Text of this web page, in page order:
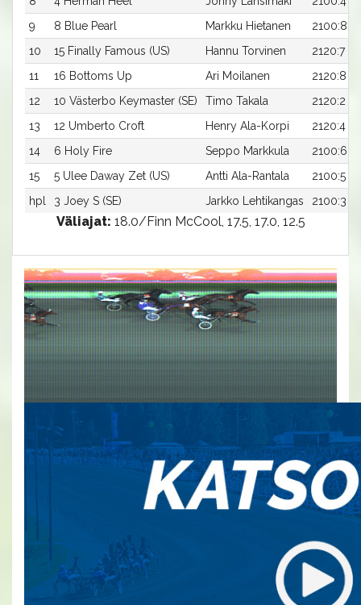
9
8 Blue Pearl Markku Hietanen
2100:8
10
15 Finally Famous (US) Hannu Torvinen
2120:7
11
16 Bottoms Up Ari Moilanen
2120:8
12
10 Västerbo Keymaster (SE) Timo Takala
2120:2
13
12 Umberto Croft Henry Ala-Korpi
2120:4
14
6 Holy Fire Seppo Markkula
2100:6
15
5 Ulee Daway Zet (US) Antti Ala-Rantala
2100:5
hpl
3 Joey S (SE) Jarkko Lehtikangas 2100:3
Väliajat: 18.0/Finn McCool, 17.5, 17.0, 12.5